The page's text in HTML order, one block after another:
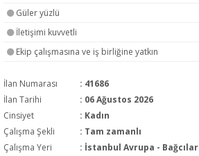
Güler yüzlü
İletişimi kuvvetli
Ekip çalışmasına ve iş birliğine yatkın
İlan Numarası
: 41686
İlan Tarihi
: 06 Ağustos 2026
Cinsiyet
: Kadın
Çalışma Şekli
: Tam zamanlı
Çalışma Yeri
: İstanbul Avrupa - Bağcılar